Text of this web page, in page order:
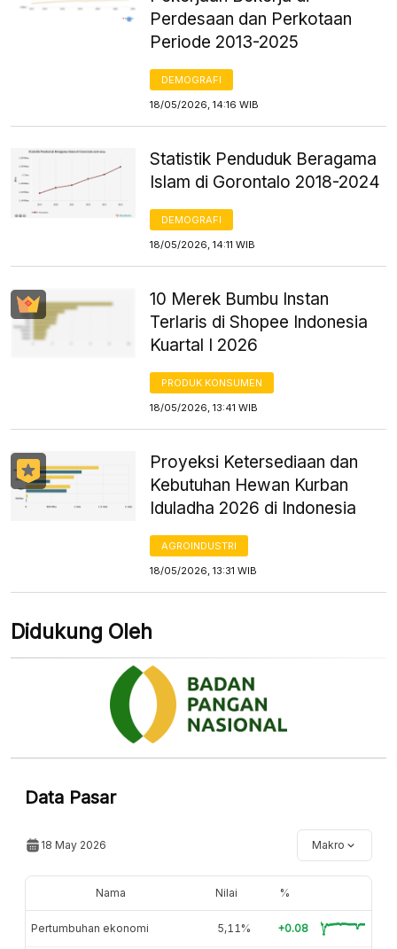
Perdesaan dan Perkotaan
Periode 2013-2025
DEMOGRAFI
18/05/2026, 14:16 WIB
Statistik Penduduk Beragama
Islam di Gorontalo 2018-2024
DEMOGRAFI
18/05/2026, 14:11 WIB
10 Merek Bumbu Instan
Terlaris di Shopee Indonesia
Kuartal I 2026
PRODUK KONSUMEN
18/05/2026, 13:41 WIB
Proyeksi Ketersediaan dan
Kebutuhan Hewan Kurban
Iduladha 2026 di Indonesia
AGROINDUSTRI
18/05/2026, 13:31 WIB
Didukung Oleh
Data Pasar
18 May 2026 Makro
Nama Nilai %
Pertumbuhan ekonomi 5,11% +0.08